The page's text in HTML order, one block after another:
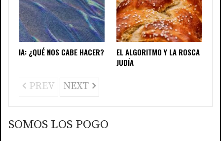
IA: ¿QUÉ NOS CABE HACER?
EL ALGORITMO Y LA ROSCA
JUDÍA
PREV NEXT
SOMOS LOS POGO